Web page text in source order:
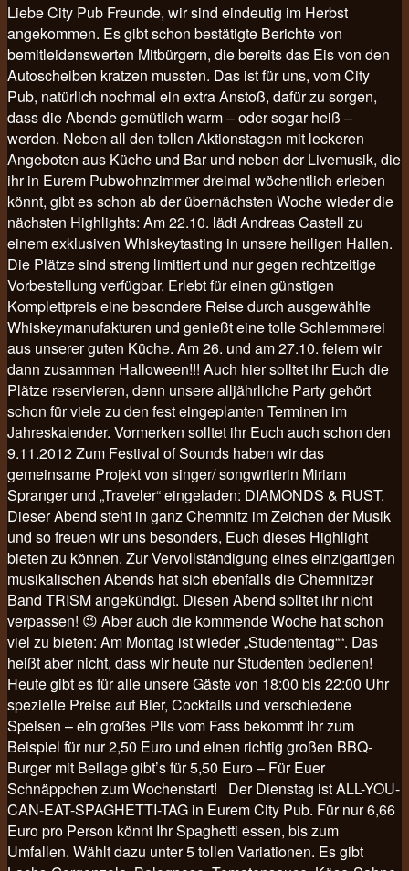
Liebe City Pub Freunde, wir sind eindeutig im Herbst
angekommen. Es gibt schon bestätigte Berichte von
bemitleidenswerten Mitbürgern, die bereits das Eis von den
Autoscheiben kratzen mussten. Das ist für uns, vom City
Pub, natürlich nochmal ein extra Anstoß, dafür zu sorgen,
dass die Abende gemütlich warm – oder sogar heiß –
werden. Neben all den tollen Aktionstagen mit leckeren
Angeboten aus Küche und Bar und neben der Livemusik, die
ihr in Eurem Pubwohnzimmer dreimal wöchentlich erleben
könnt, gibt es schon ab der übernächsten Woche wieder die
nächsten Highlights: Am 22.10. lädt Andreas Castell zu
einem exklusiven Whiskeytasting in unsere heiligen Hallen.
Die Plätze sind streng limitiert und nur gegen rechtzeitige
Vorbestellung verfügbar. Erlebt für einen günstigen
Komplettpreis eine besondere Reise durch ausgewählte
Whiskeymanufakturen und genießt eine tolle Schlemmerei
aus unserer guten Küche. Am 26. und am 27.10. feiern wir
dann zusammen Halloween!!! Auch hier solltet ihr Euch die
Plätze reservieren, denn unsere alljährliche Party gehört
schon für viele zu den fest eingeplanten Terminen im
Jahreskalender. Vormerken solltet ihr Euch auch schon den
9.11.2012 Zum Festival of Sounds haben wir das
gemeinsame Projekt von singer/ songwriterin Miriam
Spranger und „Traveler“ eingeladen: DIAMONDS & RUST.
Dieser Abend steht in ganz Chemnitz im Zeichen der Musik
und so freuen wir uns besonders, Euch dieses Highlight
bieten zu können. Zur Vervollständigung eines einzigartigen
musikalischen Abends hat sich ebenfalls die Chemnitzer
Band TRISM angekündigt. Diesen Abend solltet ihr nicht
verpassen! 😉 Aber auch die kommende Woche hat schon
viel zu bieten: Am Montag ist wieder „Studententag““. Das
heißt aber nicht, dass wir heute nur Studenten bedienen!
Heute gibt es für alle unsere Gäste von 18:00 bis 22:00 Uhr
spezielle Preise auf Bier, Cocktails und verschiedene
Speisen – ein großes Pils vom Fass bekommt ihr zum
Beispiel für nur 2,50 Euro und einen richtig großen BBQ-
Burger mit Beilage gibt’s für 5,50 Euro – Für Euer
Schnäppchen zum Wochenstart! Der Dienstag ist ALL-YOU-
CAN-EAT-SPAGHETTI-TAG in Eurem City Pub. Für nur 6,66
Euro pro Person könnt Ihr Spaghetti essen, bis zum
Umfallen. Wählt dazu unter 5 tollen Variationen. Es gibt